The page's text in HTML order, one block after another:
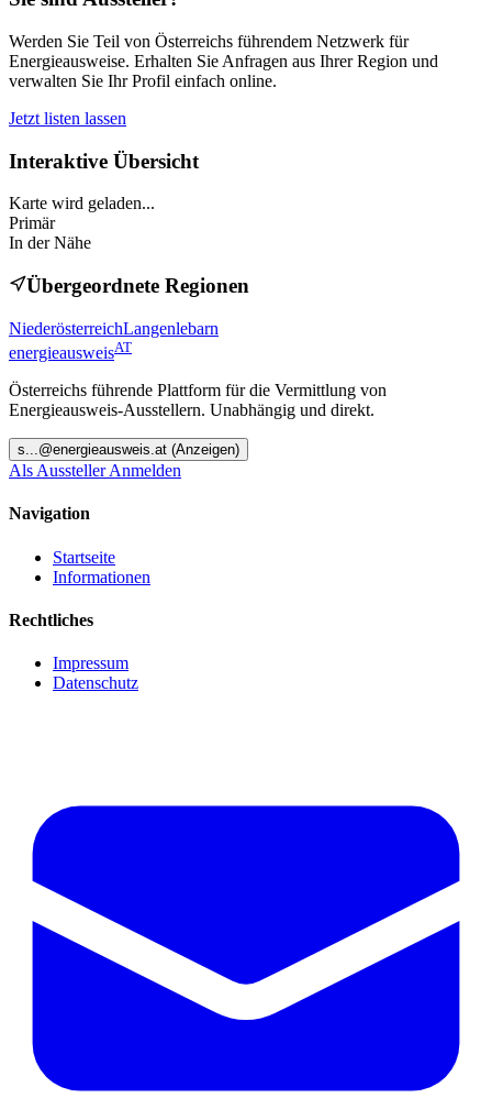
Werden Sie Teil von Österreichs führendem Netzwerk für
Energieausweise. Erhalten Sie Anfragen aus Ihrer Region und
verwalten Sie Ihr Profil einfach online.
Jetzt listen lassen
Interaktive Übersicht
Karte wird geladen...
Primär
In der Nähe
Übergeordnete Regionen
NiederösterreichLangenlebarn
energieausweisAT
Österreichs führende Plattform für die Vermittlung von
Energieausweis-Ausstellern. Unabhängig und direkt.
s...@energieausweis.at (Anzeigen)
Als Aussteller Anmelden
Navigation
Startseite
Informationen
Rechtliches
Impressum
Datenschutz